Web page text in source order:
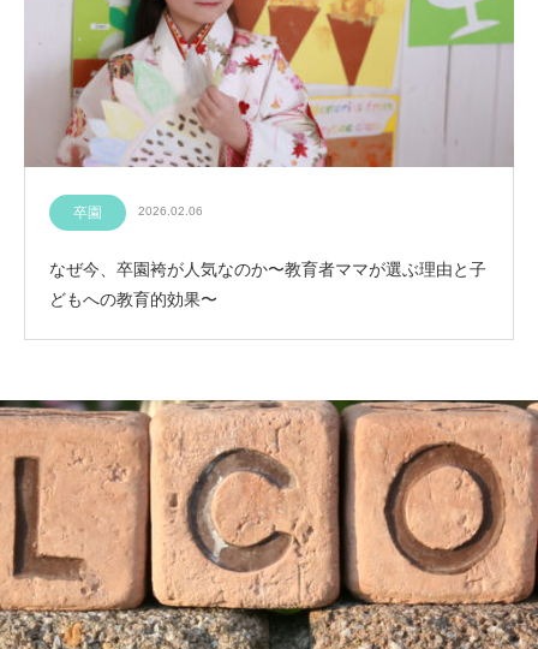
卒園 2026.02.06
なぜ今、卒園袴が人気なのか〜教育者ママが選ぶ理由と子
どもへの教育的効果〜